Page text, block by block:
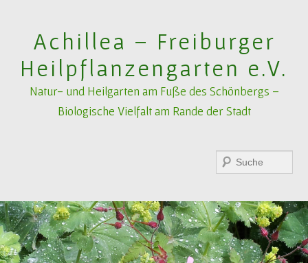
Achillea – Freiburger
Heilpflanzengarten e.V.
Natur- und Heilgarten am Fuße des Schönbergs –
Biologische Vielfalt am Rande der Stadt